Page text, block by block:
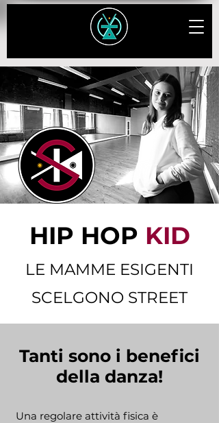
HIP HOP KID
LE MAMME ESIGENTI
SCELGONO STREET
Tanti sono i benefici
della danza!
Una regolare attività fisica è